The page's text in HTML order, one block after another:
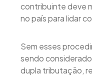
contribuinte deve
no país para lidar
Sem esses
sendo
dupla tributação,